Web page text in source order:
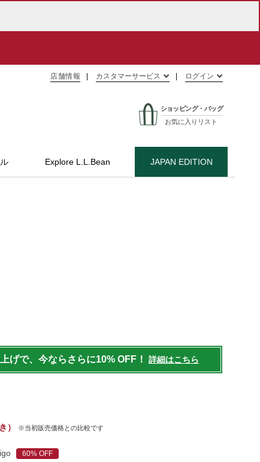
店舗情報 カスタマーサービス ログイン
ショッピング・バッグ
お気に入りリスト
Explore L.L.Bean JAPAN EDITION
げで、今ならさらに10% OFF！ 詳細はこちら
） ※当初販売価格との比較です
60% OFF